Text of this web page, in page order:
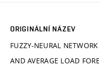
ORIGINÁLNÍ NÁZEV
FUZZY-NEURAL
AND AVERAGE LOAD